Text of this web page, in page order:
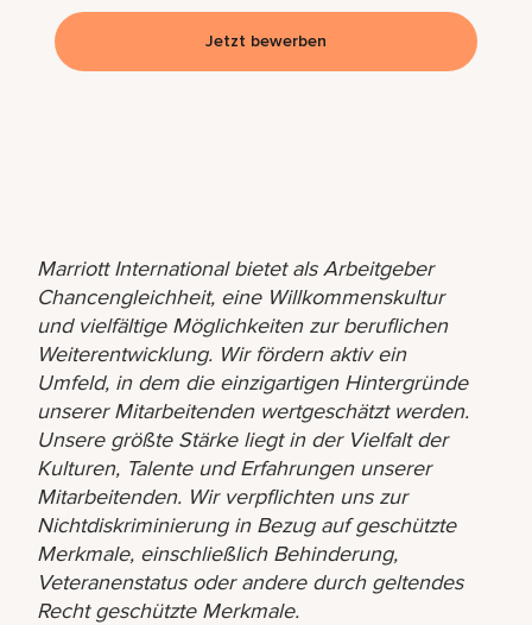
Marriott International bietet als Arbeitgeber
Chancengleichheit, eine Willkommenskultur
und vielfältige Möglichkeiten zur beruflichen
Weiterentwicklung. Wir fördern aktiv ein
Umfeld, in dem die einzigartigen Hintergründe
unserer Mitarbeitenden wertgeschätzt werden.
Unsere größte Stärke liegt in der Vielfalt der
Kulturen, Talente und Erfahrungen unserer
Mitarbeitenden. Wir verpflichten uns zur
Nichtdiskriminierung in Bezug auf geschützte
Merkmale, einschließlich Behinderung,
Veteranenstatus oder andere durch geltendes
Recht geschützte Merkmale.
Jetzt bewerben